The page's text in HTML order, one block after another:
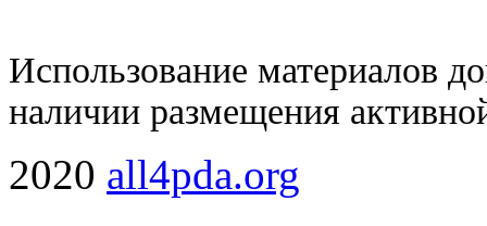
Использование материалов
наличии размещения
2020 all4pda.org